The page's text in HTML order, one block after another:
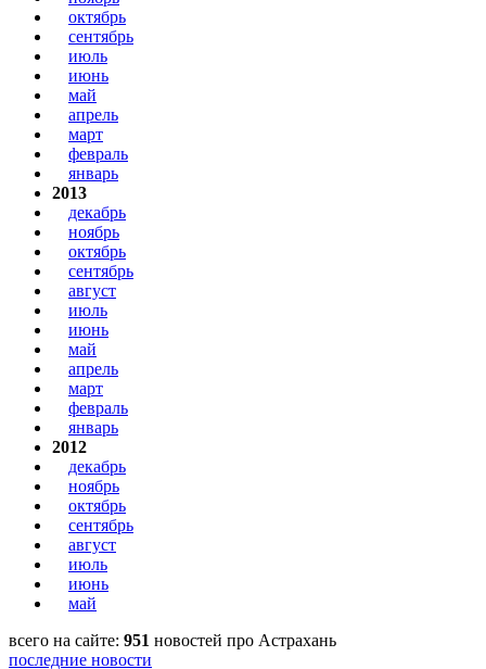
октябрь
сентябрь
июль
июнь
май
апрель
март
февраль
январь
2013
декабрь
ноябрь
октябрь
сентябрь
август
июль
июнь
май
апрель
март
февраль
январь
2012
декабрь
ноябрь
октябрь
сентябрь
август
июль
июнь
май
всего на сайте: 951 новостей про Астрахань
последние новости